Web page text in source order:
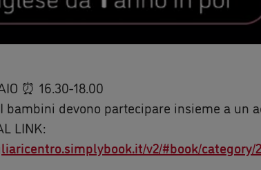
⏰ 16.30-18.00
bambini devono partecipare insieme a un
LINK:
v2/#book/category/